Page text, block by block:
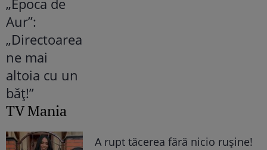
TV Mania
A rupt tăcerea fără nicio rușine!